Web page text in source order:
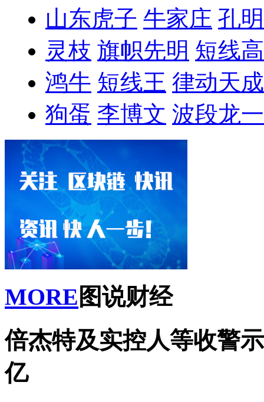
山东虎子 牛家庄 孔
灵枝 旗帜先明 短线
鸿牛 短线王 律动天成
狗蛋 李博文 波段龙一
MORE 图说财经
倍杰特及实控人等收警
亿